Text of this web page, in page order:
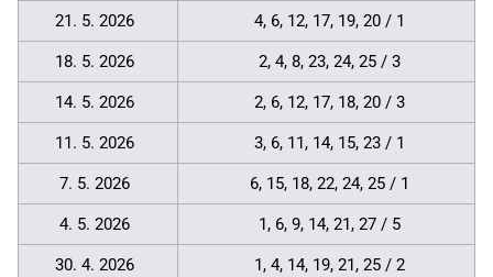
21. 5. 2026 4, 6, 12, 17, 19, 20 / 1
18. 5. 2026 2, 4, 8, 23, 24, 25 / 3
14. 5. 2026 2, 6, 12, 17, 18, 20 / 3
11. 5. 2026 3, 6, 11, 14, 15, 23 / 1
7. 5. 2026 6, 15, 18, 22, 24, 25 / 1
4. 5. 2026 1, 6, 9, 14, 21, 27 / 5
30. 4. 2026 1, 4, 14, 19, 21, 25 / 2